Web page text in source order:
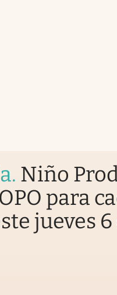
. Niño
para
jueves